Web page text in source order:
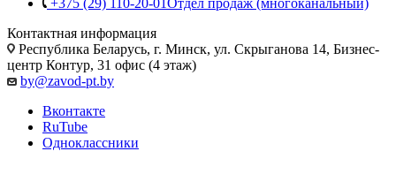
+375 (29) 110-20-01Отдел продаж (многоканальный)
Контактная информация
Республика Беларусь, г. Минск, ул. Скрыганова 14, Бизнес-
центр Контур, 31 офис (4 этаж)
by@zavod-pt.by
Вконтакте
RuTube
Одноклассники